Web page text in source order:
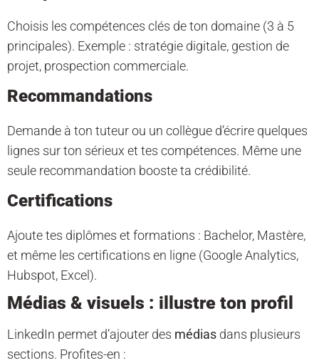
Choisis les compétences clés de ton domaine (3 à 5
principales). Exemple : stratégie digitale, gestion de
projet, prospection commerciale.
Recommandations
Demande à ton tuteur ou un collègue d’écrire quelques
lignes sur ton sérieux et tes compétences. Même une
seule recommandation booste ta crédibilité.
Certifications
Ajoute tes diplômes et formations : Bachelor, Mastère,
et même les certifications en ligne (Google Analytics,
Hubspot, Excel).
Médias & visuels : illustre ton profil
LinkedIn permet d’ajouter des médias dans plusieurs
sections. Profites-en :